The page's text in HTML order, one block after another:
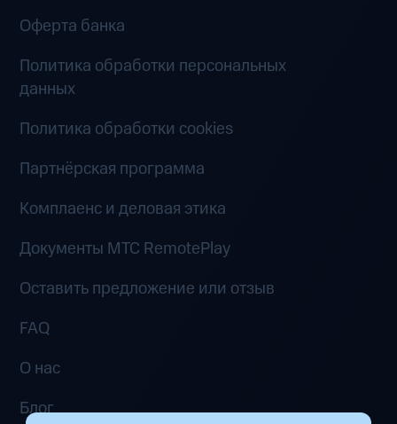
Оферта банка
Политика обработки персональных
данных
Политика обработки cookies
Партнёрская программа
Комплаенс и деловая этика
Документы MTC RemotePlay
Оставить предложение или отзыв
FAQ
О нас
Блог